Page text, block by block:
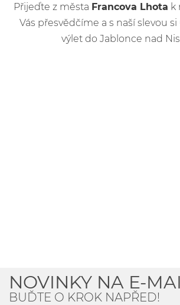
Přijeďte z města Francova Lhota k
Vás přesvědčíme a s naší slevou
výlet do Jablonce nad
NOVINKY NA E-
BUĎTE O KROK NAPŘED!